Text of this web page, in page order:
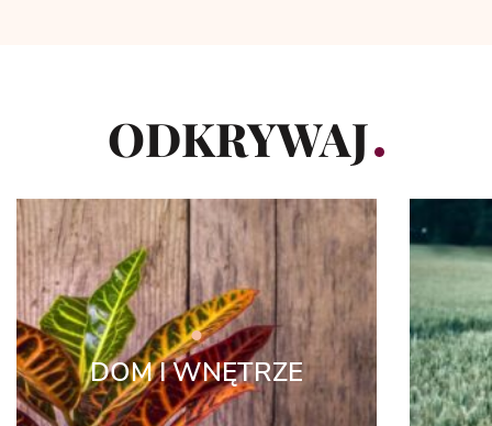
ODKRYWAJ
DOM I WNĘTRZE